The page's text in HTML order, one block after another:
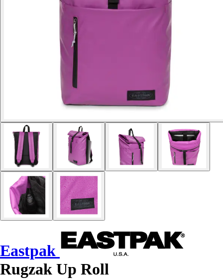
Eastpak
Rugzak Up Roll